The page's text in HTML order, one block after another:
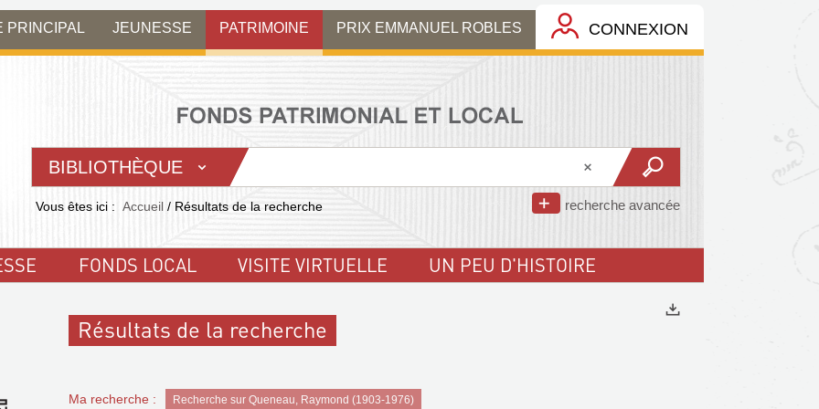
PRINCIPAL JEUNESSE PATRIMOINE PRIX EMMANUEL ROBLES CONNEXION
BIBLIOTHÈQUE
recherche avancée
Vous êtes ici : Accueil / Résultats de la recherche
FONDS LOCAL VISITE VIRTUELLE UN PEU D'HISTOIRE
Résultats de la recherche
Ma recherche : Recherche sur Queneau, Raymond (1903-1976)